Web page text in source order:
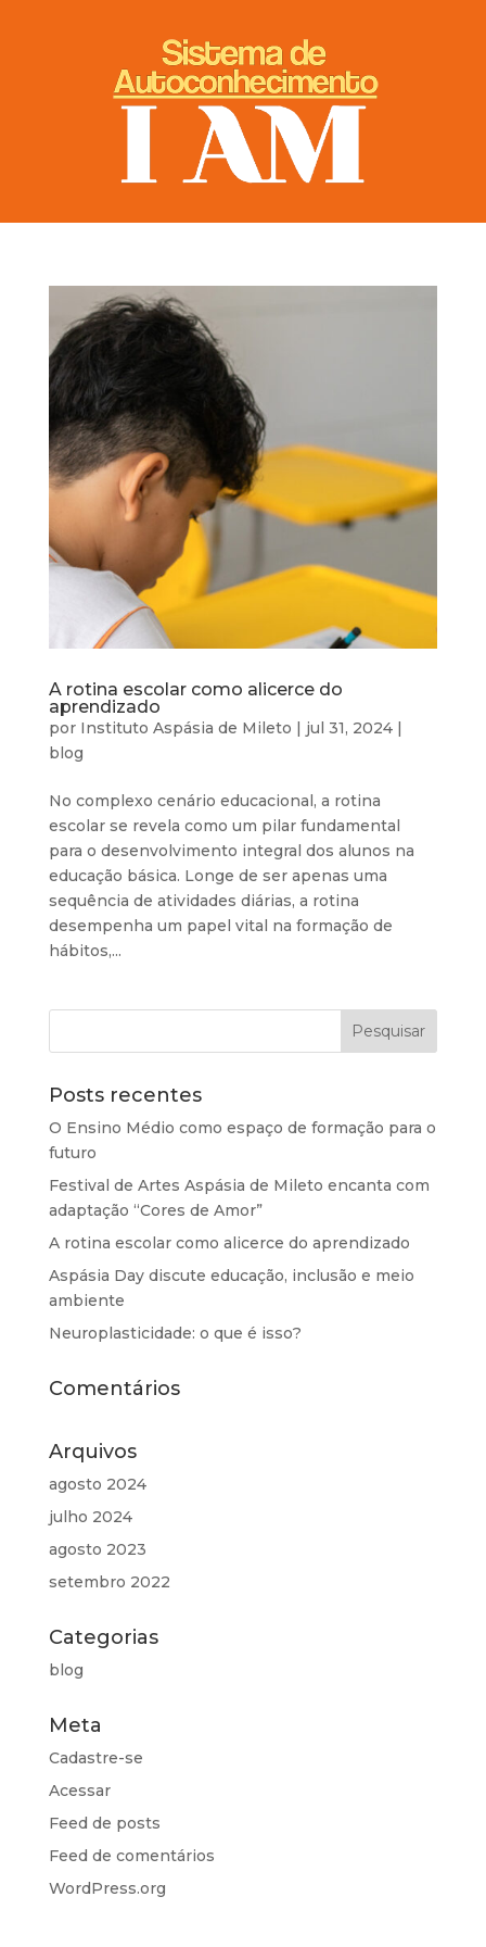
A rotina escolar como alicerce do
aprendizado
por Instituto Aspásia de Mileto jul 31, 2024|
blog
No complexo cenário educacional, a rotina
escolar se revela como um pilar fundamental
para o desenvolvimento integral dos alunos na
educação básica. Longe de ser apenas uma
sequência de atividades diárias, a rotina
desempenha um papel vital na formação de
hábitos,...
Posts recentes
O Ensino Médio como espaço de formação para o
futuro
Festival de Artes Aspásia de Mileto encanta com
adaptação “Cores de Amor”
A rotina escolar como alicerce do aprendizado
Aspásia Day discute educação, inclusão e meio
ambiente
Neuroplasticidade: o que é isso?
Comentários
Arquivos
agosto 2024
julho 2024
agosto 2023
setembro 2022
Categorias
blog
Meta
Cadastre-se
Acessar
Feed de posts
Feed de comentários
WordPress.org